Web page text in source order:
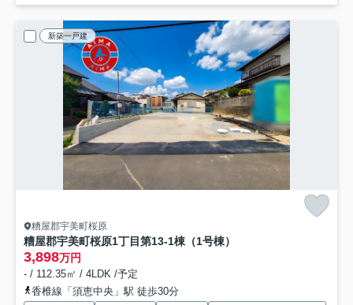
新築一戸建
糟屋郡宇美町桜原
糟屋郡宇美町桜原1丁目第13-1棟（1号棟）
3,898万円
- / 112.35㎡ / 4LDK /予定
香椎線「須恵中央」駅 徒歩30分